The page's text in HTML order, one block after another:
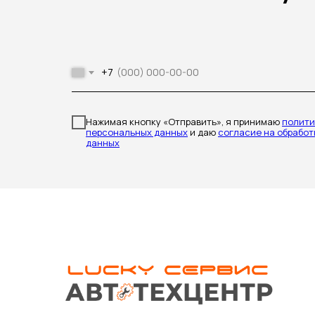
+7
Нажимая кнопку «Отправить», я принимаю
персональных данных и даю согласие на
данных